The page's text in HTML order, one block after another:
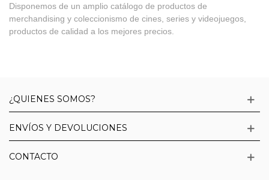
Disponemos de un amplio catálogo de productos de
merchandising y coleccionismo de cines, series y videojuegos,
productos de calidad a los mejores precios.
¿QUIENES SOMOS?
ENVÍOS Y DEVOLUCIONES
CONTACTO